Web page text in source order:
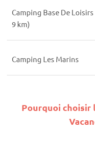
Camping Base De
9 km)
Camping Les Marins
Pourquoi choisir